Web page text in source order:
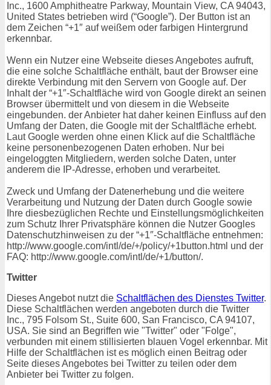
Inc., 1600 Amphitheatre Parkway, Mountain View, CA 94043,
United States betrieben wird (“Google”). Der Button ist an
dem Zeichen “+1″ auf weißem oder farbigen Hintergrund
erkennbar.
Wenn ein Nutzer eine Webseite dieses Angebotes aufruft,
die eine solche Schaltfläche enthält, baut der Browser eine
direkte Verbindung mit den Servern von Google auf. Der
Inhalt der “+1″-Schaltfläche wird von Google direkt an seinen
Browser übermittelt und von diesem in die Webseite
eingebunden. der Anbieter hat daher keinen Einfluss auf den
Umfang der Daten, die Google mit der Schaltfläche erhebt.
Laut Google werden ohne einen Klick auf die Schaltfläche
keine personenbezogenen Daten erhoben. Nur bei
eingeloggten Mitgliedern, werden solche Daten, unter
anderem die IP-Adresse, erhoben und verarbeitet.
Zweck und Umfang der Datenerhebung und die weitere
Verarbeitung und Nutzung der Daten durch Google sowie
Ihre diesbezüglichen Rechte und Einstellungsmöglichkeiten
zum Schutz Ihrer Privatsphäre können die Nutzer Googles
Datenschutzhinweisen zu der “+1″-Schaltfläche entnehmen:
http://www.google.com/intl/de/+/policy/+1button.html und der
FAQ: http://www.google.com/intl/de/+1/button/.
Twitter
Dieses Angebot nutzt die Schaltflächen des Dienstes Twitter.
Diese Schaltflächen werden angeboten durch die Twitter
Inc., 795 Folsom St., Suite 600, San Francisco, CA 94107,
USA. Sie sind an Begriffen wie "Twitter" oder "Folge",
verbunden mit einem stillisierten blauen Vogel erkennbar. Mit
Hilfe der Schaltflächen ist es möglich einen Beitrag oder
Seite dieses Angebotes bei Twitter zu teilen oder dem
Anbieter bei Twitter zu folgen.